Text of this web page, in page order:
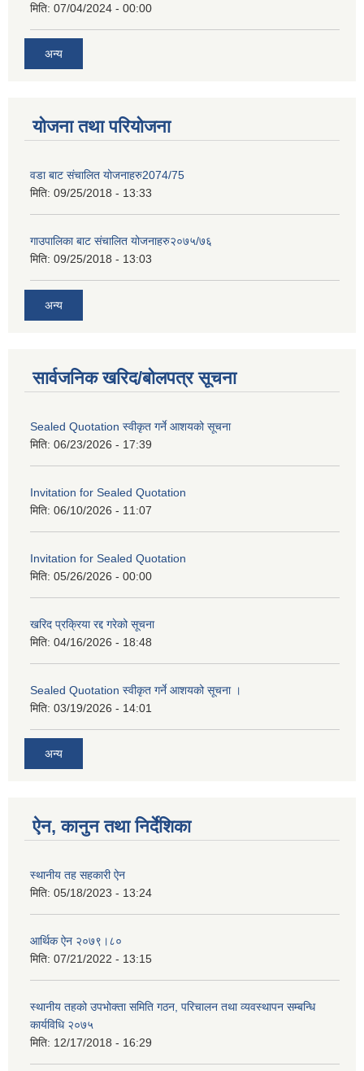
मिति: 07/04/2024 - 00:00
अन्य
योजना तथा परियोजना
वडा बाट संचालित योजनाहरु2074/75
मिति: 09/25/2018 - 13:33
गाउपालिका बाट संचालित योजनाहरु२०७५/७६
मिति: 09/25/2018 - 13:03
अन्य
सार्वजनिक खरिद/बोलपत्र सूचना
Sealed Quotation स्वीकृत गर्ने आशयको सूचना
मिति: 06/23/2026 - 17:39
Invitation for Sealed Quotation
मिति: 06/10/2026 - 11:07
Invitation for Sealed Quotation
मिति: 05/26/2026 - 00:00
खरिद प्रक्रिया रद्द गरेको सूचना
मिति: 04/16/2026 - 18:48
Sealed Quotation स्वीकृत गर्ने आशयको सूचना ।
मिति: 03/19/2026 - 14:01
अन्य
ऐन, कानुन तथा निर्देशिका
स्थानीय तह सहकारी ऐन
मिति: 05/18/2023 - 13:24
आर्थिक ऐन २०७९।८०
मिति: 07/21/2022 - 13:15
स्थानीय तहको उपभोक्ता समिति गठन, परिचालन तथा व्यवस्थापन सम्बन्धि
कार्यविधि २०७५
मिति: 12/17/2018 - 16:29